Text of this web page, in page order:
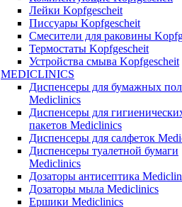
Лейки Kopfgescheit
Писсуары Kopfgescheit
Смесители для раковины
Термостаты Kopfgescheit
Устройства смыва Kopfgescheit
MEDICLINICS
Диспенсеры для бумажных
Mediclinics
Диспенсеры для
пакетов Mediclinics
Диспенсеры для салфеток
Диспенсеры туалетной бумаги
Mediclinics
Дозаторы антисептика
Дозаторы мыла Mediclinics
Ершики Mediclinics